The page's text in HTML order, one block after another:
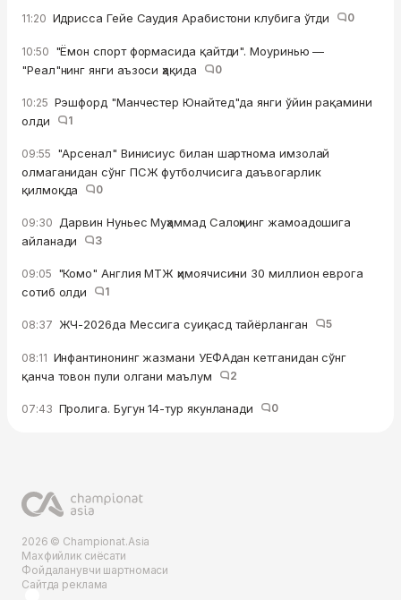
11:20 Идрисса Гейе Саудия Арабистони клубига ўтди 0
10:50 "Ёмон спорт формасида қайтди". Моуринью —
"Реал"нинг янги аъзоси ҳақида
0
10:25 Рэшфорд "Манчестер Юнайтед"да янги ўйин рақамини
олди
1
09:55 "Арсенал" Винисиус билан шартнома имзолай
олмаганидан сўнг ПСЖ футболчисига даъвогарлик
қилмоқда
0
09:30 Дарвин Нуньес Муҳаммад Салоҳнинг жамоадошига
айланади
3
09:05 "Комо" Англия МТЖ ҳимоячисини 30 миллион еврога
сотиб oлди
1
08:37 ЖЧ-2026да Мессига суиқасд тайёрланган 5
08:11 Инфантинонинг жазмани УЕФАдан кетганидан сўнг
қанча товон пули олгани маълум
2
07:43 Пролига. Бугун 14-тур якунланади 0
2026 © Championat.Asia
Махфийлик сиёсати
Фойдаланувчи шартномаси
Сайтда реклама